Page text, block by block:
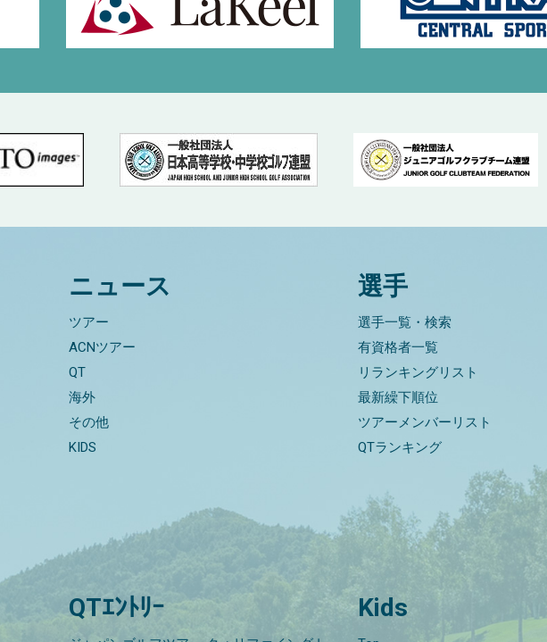
ニュース
ツアー
ACNツアー
QT
海外
その他
KIDS
選手
選手一覧・検索
有資格者一覧
リランキングリスト
最新繰下順位
ツアーメンバーリスト
QTランキング
QTｴﾝﾄﾘｰ Kids